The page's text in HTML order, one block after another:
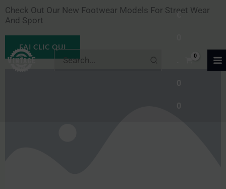
Vai
al
contenuto
per:
€
Check Out Our New Footwear Models For Street Wear
And Sport
FAI CLIC QUI